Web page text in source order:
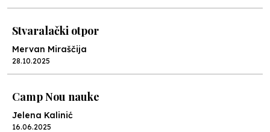
Stvaralački otpor
Mervan Miraščija
28.10.2025
Camp Nou nauke
Jelena Kalinić
16.06.2025